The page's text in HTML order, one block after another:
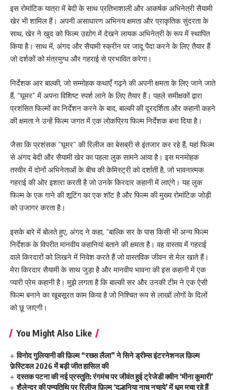
इस रोमांटिक यात्रा में बेदी के साथ प्रतिभाशाली और आकर्षक अभिनेत्री सैयामी
खेर भी शामिल हैं। अपनी असाधारण अभिनय क्षमता और प्राकृतिक सुंदरता के
साथ, खेर ने खुद को फिल्म उद्योग में देखने लायक अभिनेत्री के रूप में स्थापित
किया है। साथ में, अंगद और सैयामी स्क्रीन पर जादू पैदा करने के लिए तैयार हैं
जो दर्शकों को मंत्रमुग्ध और गहराई से प्रभावित करेगा।
निर्देशक आर बाल्की, जो सम्मोहक कथाएँ गढ़ने की अपनी क्षमता के लिए जाने जाते
हैं, “घूमर” में अपना विशिष्ट स्पर्श लाने के लिए तैयार हैं। पहले समीक्षकों द्वारा
प्रशंसित फिल्मों का निर्देशन करने के बाद, बाल्की की दूरदर्शिता और कहानी कहने
की क्षमता ने उन्हें फिल्म जगत में एक लोकप्रिय फिल्म निर्देशक बना दिया है।
जैसा कि प्रशंसक “घूमर” की रिलीज का बेसब्री से इंतजार कर रहे हैं, यहां फिल्म
से अंगद बेदी और सैयामी खेर का पहला लुक सामने आया है। इस मनमोहक
तस्वीर में दोनों अभिनेताओं के बीच की केमिस्ट्री को दर्शाती है, जो भावनात्मक
गहराई की ओर इशारा करती है जो उनके किरदार कहानी में लाएंगे। यह लुक
फिल्म के एक गाने की शूटिंग का एक शॉट है और फिल्म की मुख्य रोमांटिक जोड़ी
को उजागर करता है।
इसके बारे में बोलते हुए, अंगद ने कहा, “बाल्कि सर के पास किसी भी अन्य फिल्म
निर्देशक के विपरीत मानवीय कहानियां बताने की क्षमता है। वह वास्तव में गहराई
वाले किरदारों को लिखने में निवेश करते हैं जो वास्तविक जीवन से मेल खाते हैं।
मेरा किरदार सैयामी के साथ जुड़ा है और मानवीय भावना की इस कहानी में एक
प्यारी प्रेम कहानी है। मुझे लगता है कि बाल्की सर और उनकी टीम ने एक ऐसी
फिल्म बनाने का खूबसूरत काम किया है जो निश्चित रूप से लाखों लोगों के दिलों
को छू जाएगी।
You Might Also Like
विनोद गुलियानी की फ़िल्म “रख्स लैला” ने सिने ड्रीम्स इंटरनेशनल फ़िल्म
फ़ेस्टिवल 2026 में बड़ी जीत हासिल की
दस्तक पटना की नई प्रस्तुति: रंगमंच पर जीवंत हुई ट्रेजेडी क्वीन ‘मीना कुमारी’
शैलेन्द्र की पुण्यतिथि पर रिलीज फ़िल्म ‘दुल्हनिया नाच नचाये’ में धूम मचा रहे हैं